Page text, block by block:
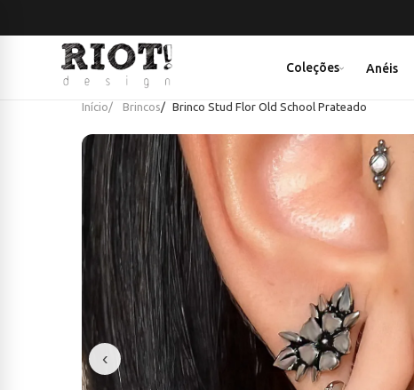
Coleções Anéis
Início Brincos Brinco Stud Flor Old School Prateado
‹